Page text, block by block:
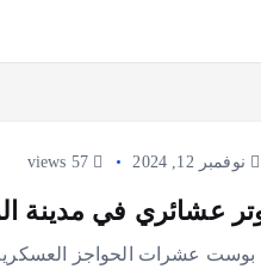
نوفمبر 12, 2024 57 views
عشائري في مدينة
عشرات الحواجز